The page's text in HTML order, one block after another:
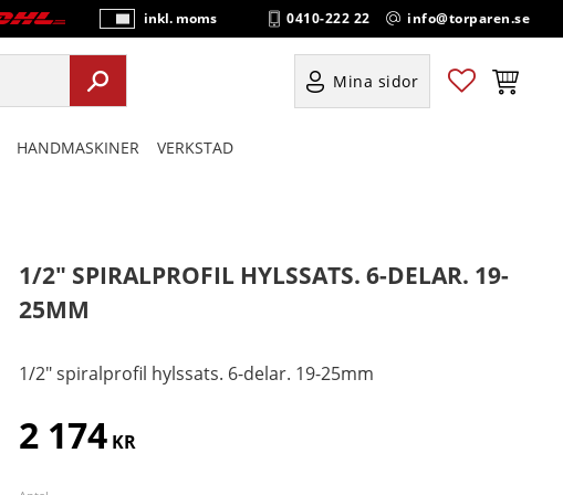
P
ri
s
e
vi
inkl. moms 0410-222 22 info@torparen.se
Mina sidor Favoriter
HANDMASKINER VERKSTAD
1/2" SPIRALPROFIL HYLSSATS. 6-DELAR. 19-
25MM
1/2" spiralprofil hylssats. 6-delar. 19-25mm
2 174KR